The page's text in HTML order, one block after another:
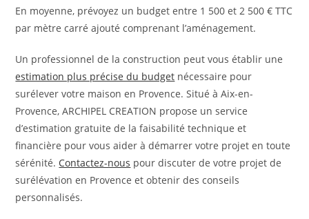
En moyenne, prévoyez un budget entre 1 500 et 2 500 € TTC
par mètre carré ajouté comprenant l’aménagement.
Un professionnel de la construction peut vous établir une
estimation plus précise du budget nécessaire pour
surélever votre maison en Provence. Situé à Aix-en-
Provence, ARCHIPEL CREATION propose un service
d’estimation gratuite de la faisabilité technique et
financière pour vous aider à démarrer votre projet en toute
sérénité. Contactez-nous pour discuter de votre projet de
surélévation en Provence et obtenir des conseils
personnalisés.